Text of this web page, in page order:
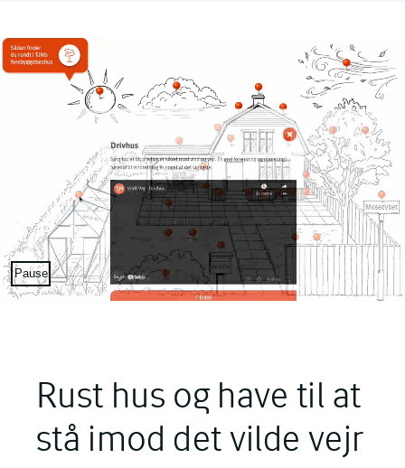
PauseSæt video på pause
Rust hus og have til at
stå imod det vilde vejr